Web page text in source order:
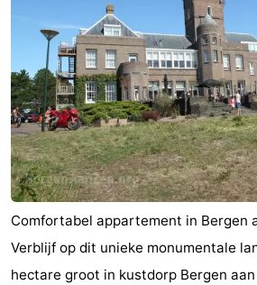
Comfortabel appartement in Bergen
Verblijf op dit unieke monumentale
hectare groot in kustdorp Bergen